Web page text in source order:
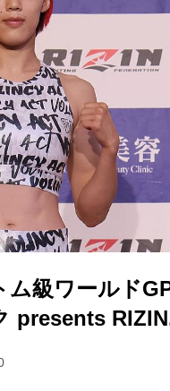
ム級ワールド
presents